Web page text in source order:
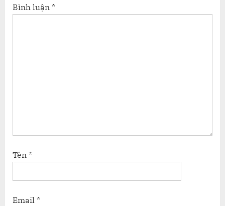
Bình luận *
Tên *
Email *